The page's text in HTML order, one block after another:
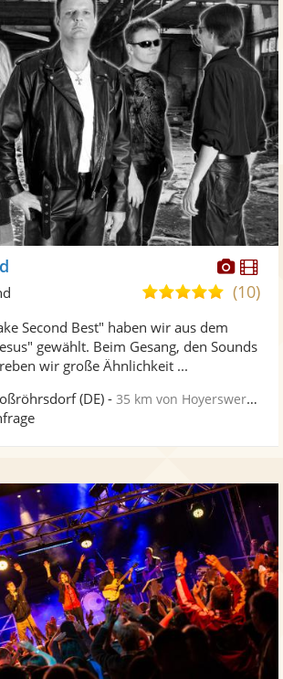
5,0
5
(10)
Second Best" haben wir aus dem
gewählt. Beim Gesang, den Sounds
wir große Ähnlichkeit ...
(DE) -35 km von Hoyerswerda